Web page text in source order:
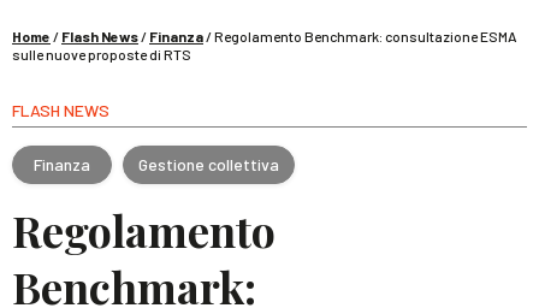
Home / Flash News/ Finanza/Regolamento Benchmark: consultazione ESMA
sulle nuove proposte di RTS
FLASH NEWS
Finanza Gestione collettiva
Regolamento
Benchmark: